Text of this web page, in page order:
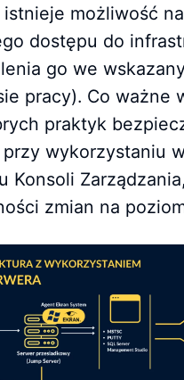
możliwość
dostępu do
go we
pracy). Co ważne
praktyk
wykorzystaniu
Konsoli
zmian na